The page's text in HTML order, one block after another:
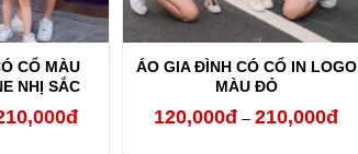
CỔ MÀU
NHỊ SẮC
đKhoảng
ÁO GIA ĐÌNH CÓ CỔ IN LOGO
MÀU ĐỎ
120,000đ – 210,000đ